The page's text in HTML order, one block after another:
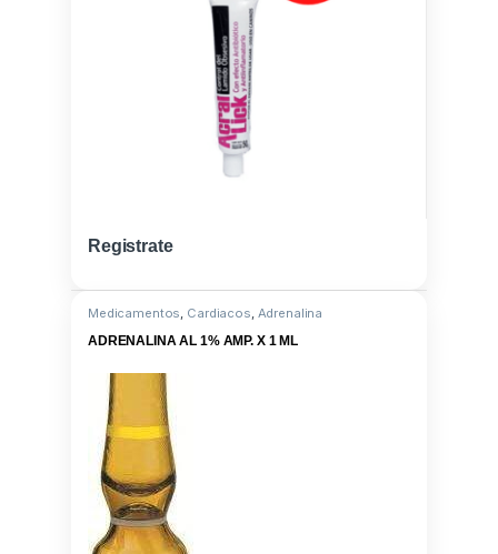
Registrate
Medicamentos Cardiacos Adrenalina
ADRENALINA AL 1% AMP. X 1 ML